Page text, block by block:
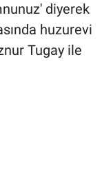
diyerek
huzurevi
Tugay ile